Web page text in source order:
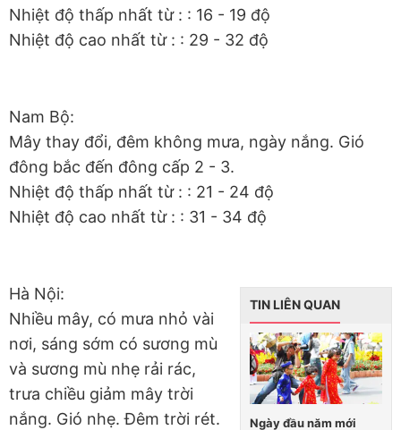
Nhiệt độ thấp nhất từ : : 16 - 19 độ
Nhiệt độ cao nhất từ : : 29 - 32 độ
Nam Bộ:
Mây thay đổi, đêm không mưa, ngày nắng. Gió
đông bắc đến đông cấp 2 - 3.
Nhiệt độ thấp nhất từ : : 21 - 24 độ
Nhiệt độ cao nhất từ : : 31 - 34 độ
TIN LIÊN QUAN
Ngày đầu năm mới
Hà Nội:
Nhiều mây, có mưa nhỏ vài
nơi, sáng sớm có sương mù
và sương mù nhẹ rải rác,
trưa chiều giảm mây trời
nắng. Gió nhẹ. Đêm trời rét.